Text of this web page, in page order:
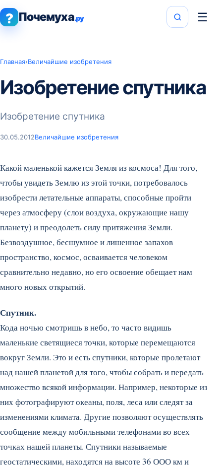
? Почемуха.ру ☰
Главная›Величайшие изобретения
Изобретение спутника
Изобретение спутника
30.05.2012Величайшие изобретения
Какой маленькой кажется Земля из космоса! Для того,
чтобы увидеть Землю из этой точки, потребовалось
изобрести летательные аппараты, способные пройти
через атмосферу (слои воздуха, окружающие нашу
планету) и преодолеть силу притяжения Земли.
Безвоздушное, бесшумное и лишенное запахов
пространство, космос, осваивается человеком
сравнительно недавно, но его освоение обещает нам
много новых открытий.
Спутник.
Кода ночью смотришь в небо, то часто видишь
маленькие светящиеся точки, которые перемещаются
вокруг Земли. Это и есть спутники, которые пролетают
над нашей планетой для того, чтобы собрать и передать
множество всякой информации. Например, некоторые из
них фотографируют океаны, поля, леса или следят за
изменениями климата. Другие позволяют осуществлять
сообщение между мобильными телефонами во всех
точках нашей планеты. Спутники называемые
геостатическими, находятся на высоте 36 ООО км и